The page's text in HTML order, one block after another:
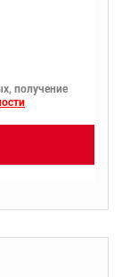
получение